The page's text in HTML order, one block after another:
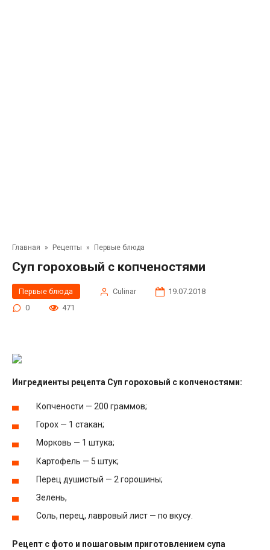
Главная » Рецепты » Первые блюда
Суп гороховый с копченостями
Первые блюда Сulinar
19.07.2018
0
471
Ингредиенты рецепта Суп гороховый с копченостями:
Копчености — 200 граммов;
Горох — 1 стакан;
Морковь — 1 штука;
Картофель — 5 штук;
Перец душистый — 2 горошины;
Зелень,
Соль, перец, лавровый лист — по вкусу.
Рецепт с фото и пошаговым приготовлением супа